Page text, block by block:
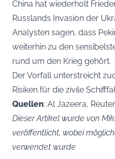
China hat wiederholt
Russlands Invasion der
Analysten sagen, dass
weiterhin zu den
rund um den Krieg gehört.
Der Vorfall unterstreicht
Risiken für die zivile
Quellen: Al Jazeera,
Dieser Artikel wurde von
veröffentlicht, wobei
verwendet wurde